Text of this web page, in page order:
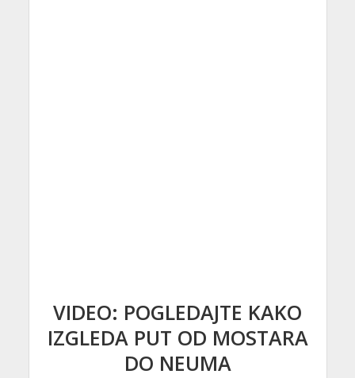
VIDEO: POGLEDAJTE KAKO
IZGLEDA PUT OD MOSTARA
DO NEUMA